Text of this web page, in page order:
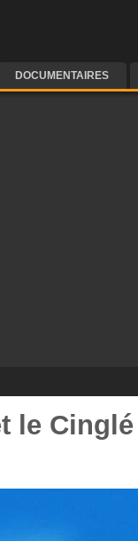
DOCUMENTAIRES
le Cinglé